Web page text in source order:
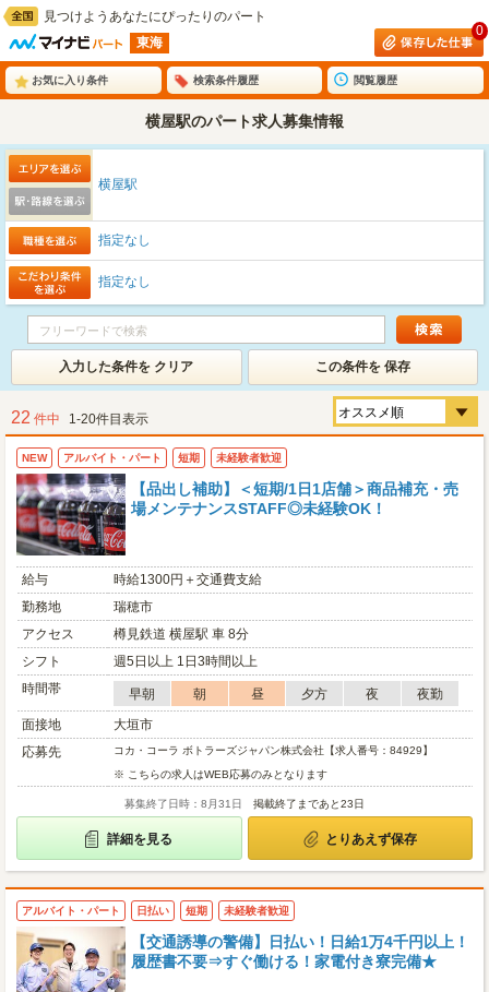
見つけようあなたにぴったりのパート
東海
0
お気に入り条件 検索条件履歴 閲覧履歴
横屋駅のパート求人募集情報
横屋駅
指定なし
指定なし
入力した条件を クリア この条件を 保存
22 件中 1-20件目表示
NEW アルバイト・パート 短期 未経験者歓迎
【品出し補助】＜短期/1日1店舗＞商品補充・売
場メンテナンスSTAFF◎未経験OK！
給与
時給1300円＋交通費支給
勤務地
瑞穂市
アクセス
樽見鉄道 横屋駅 車 8分
シフト
週5日以上 1日3時間以上
時間帯
早朝 朝 昼 夕方 夜
夜勤
面接地
大垣市
応募先
コカ・コーラ ボトラーズジャパン株式会社【求人番号：84929】
※ こちらの求人はWEB応募のみとなります
募集終了日時：8月31日 掲載終了まであと23日
詳細を見る とりあえず保存
アルバイト・パート 日払い 短期 未経験者歓迎
【交通誘導の警備】日払い！日給1万4千円以上！
履歴書不要⇒すぐ働ける！家電付き寮完備★